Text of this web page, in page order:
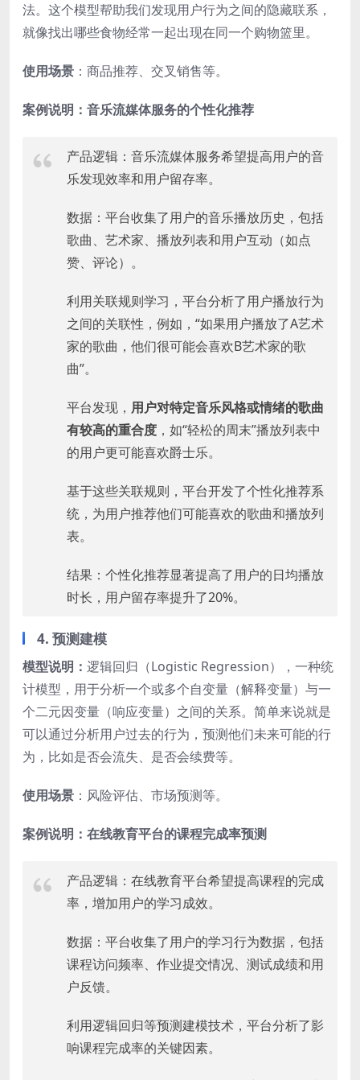
法。这个模型帮助我们发现用户行为之间的隐藏联系，
就像找出哪些食物经常一起出现在同一个购物篮里。
使用场景 ：商品推荐、交叉销售等。
案例说明：音乐流媒体服务的个性化推荐
产品逻辑：音乐流媒体服务希望提高用户的音
乐发现效率和用户留存率。
数据：平台收集了用户的音乐播放历史，包括
歌曲、艺术家、播放列表和用户互动（如点
赞、评论）。
利用关联规则学习，平台分析了用户播放行为
之间的关联性，例如，“如果用户播放了A艺术
家的歌曲，他们很可能会喜欢B艺术家的歌
曲”。
平台发现， 用户对特定音乐风格或情绪的歌曲
有较高的重合度 ，如“轻松的周末”播放列表中
的用户更可能喜欢爵士乐。
基于这些关联规则，平台开发了个性化推荐系
统，为用户推荐他们可能喜欢的歌曲和播放列
表。
结果：个性化推荐显著提高了用户的日均播放
时长，用户留存率提升了20%。
4. 预测建模
模型说明： 逻辑回归（Logistic Regression），一种统
计模型，用于分析一个或多个自变量（解释变量）与一
个二元因变量（响应变量）之间的关系。简单来说就是
可以通过分析用户过去的行为，预测他们未来可能的行
为，比如是否会流失、是否会续费等。
使用场景 ：风险评估、市场预测等。
案例说明：在线教育平台的课程完成率预测
产品逻辑：在线教育平台希望提高课程的完成
率，增加用户的学习成效。
数据：平台收集了用户的学习行为数据，包括
课程访问频率、作业提交情况、测试成绩和用
户反馈。
利用逻辑回归等预测建模技术，平台分析了影
响课程完成率的关键因素。